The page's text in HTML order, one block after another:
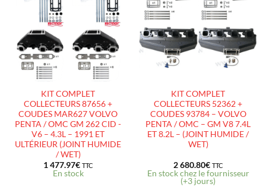
LISTE
D’ENVIES
KIT COMPLET
COLLECTEURS 87656 +
COUDES MAR627 VOLVO
PENTA / OMC GM 262 CID -
V6 – 4.3L – 1991 ET
ULTÉRIEUR (JOINT HUMIDE
/ WET)
1 477.97€ TTC
En stock
À LA
LISTE
D’ENVIES
KIT COMPLET
COLLECTEURS 52362 +
COUDES 93784 – VOLVO
PENTA / OMC – GM V8 7.4L
ET 8.2L – (JOINT HUMIDE /
WET)
2 680.80€ TTC
En stock chez le fournisseur
(+3 jours)